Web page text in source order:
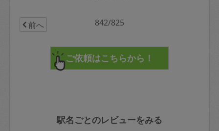
前へ 842/825
駅名ごとのレビューをみる